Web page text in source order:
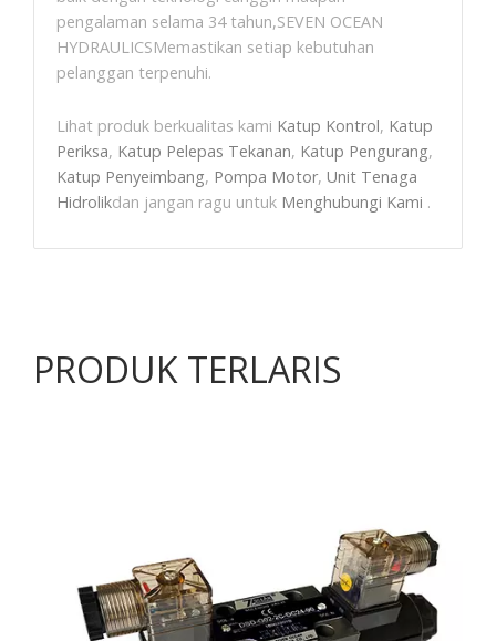
pengalaman selama 34 tahun,SEVEN OCEAN
HYDRAULICSMemastikan setiap kebutuhan
pelanggan terpenuhi.
Lihat produk berkualitas kami Katup Kontrol, Katup
Periksa, Katup Pelepas Tekanan, Katup Pengurang,
Katup Penyeimbang, Pompa Motor, Unit Tenaga
Hidrolikdan jangan ragu untuk Menghubungi Kami .
PRODUK TERLARIS